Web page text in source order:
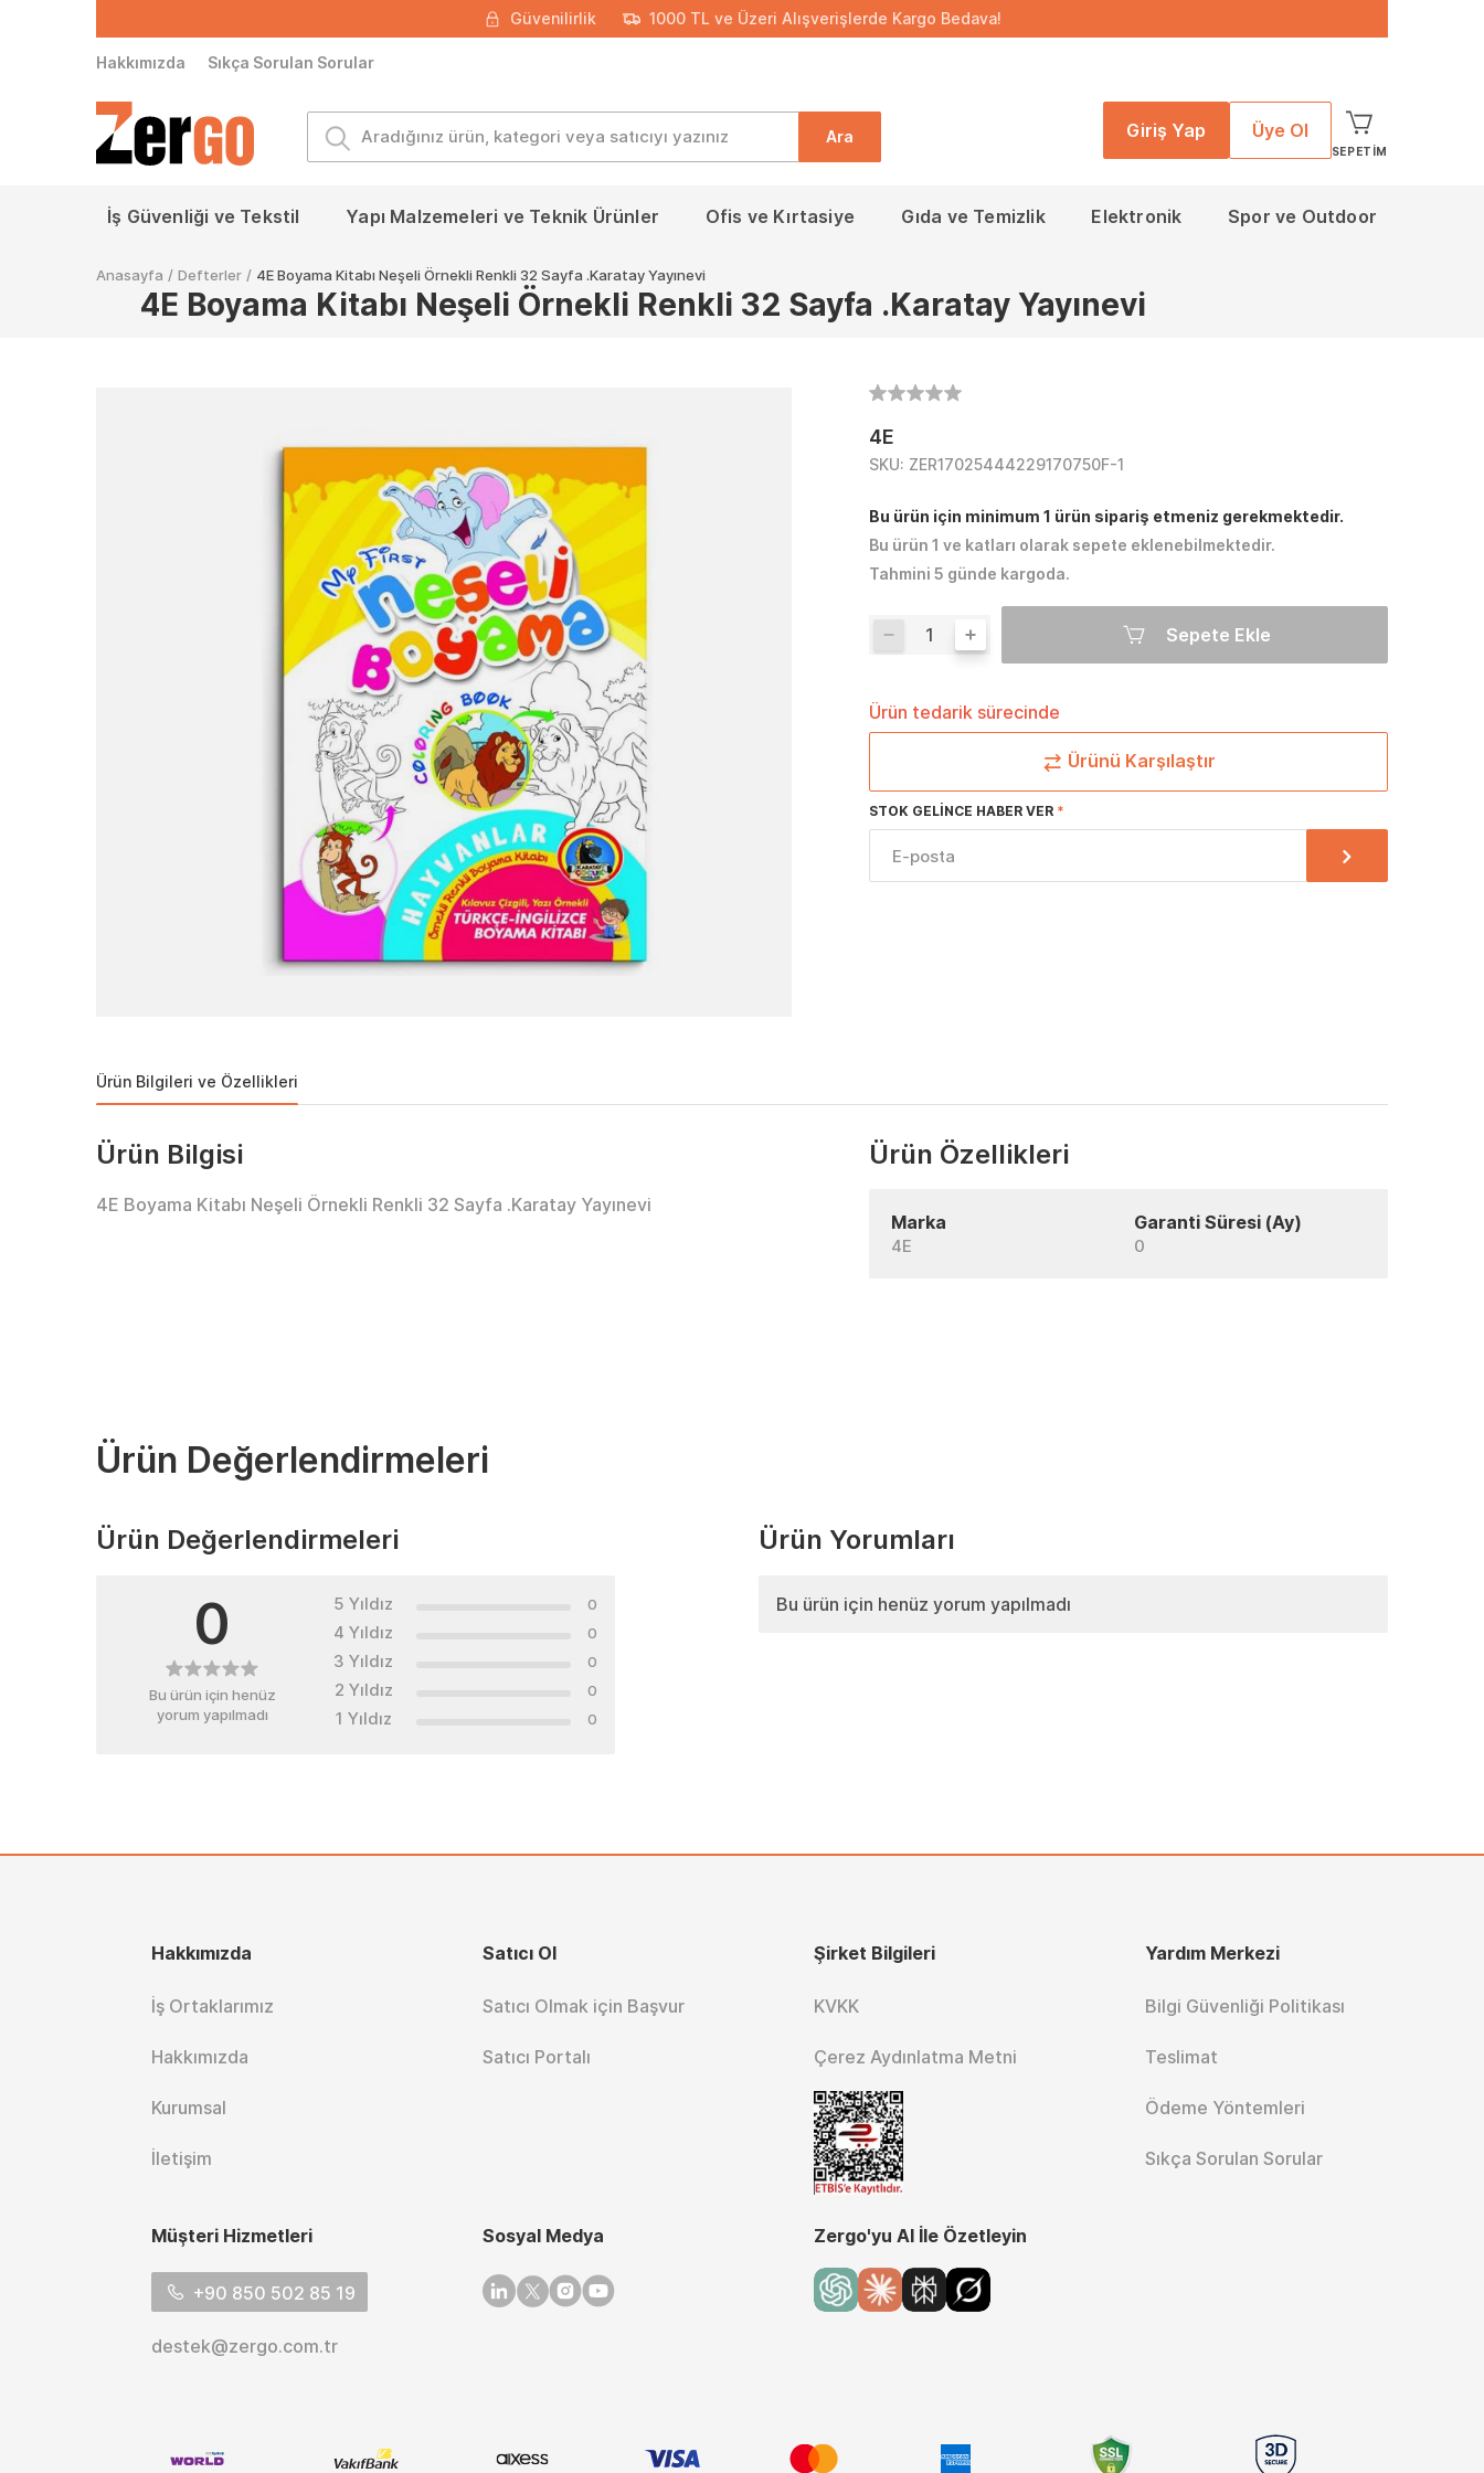
Güvenilirlik 1000 TL ve Üzeri Alışverişlerde Kargo Bedava!
Hakkımızda Sıkça Sorulan Sorular
Ara Giriş Yap Üye Ol
SEPETIM
İş Güvenliği ve Tekstil Yapı Malzemeleri ve Teknik Ürünler Ofis ve Kırtasiye Gıda ve Temizlik Elektronik Spor ve Outdoor
Anasayfa / Defterler / 4E Boyama Kitabı Neşeli Örnekli Renkli 32 Sayfa .Karatay Yayınevi
4E Boyama Kitabı Neşeli Örnekli Renkli 32 Sayfa .Karatay Yayınevi
4E
SKU: ZER17025444229170750F-1
Bu ürün için minimum 1 ürün sipariş etmeniz gerekmektedir.
Bu ürün 1 ve katları olarak sepete eklenebilmektedir.
Tahmini 5 günde kargoda.
Sepete Ekle
Ürün tedarik sürecinde
Ürünü Karşılaştır
STOK GELINCE HABER VER
Ürün Bilgileri ve Özellikleri
Ürün Bilgisi
4E Boyama Kitabı Neşeli Örnekli Renkli 32 Sayfa .Karatay Yayınevi
Ürün Özellikleri
Marka
4E
Garanti Süresi (Ay)
0
Ürün Değerlendirmeleri
Ürün Değerlendirmeleri
0
Bu ürün için henüz
yorum yapılmadı
5 Yıldız 0
4 Yıldız 0
3 Yıldız 0
2 Yıldız 0
1 Yıldız 0
Ürün Yorumları
Bu ürün için henüz yorum yapılmadı
Hakkımızda
İş Ortaklarımız
Hakkımızda
Kurumsal
İletişim
Satıcı Ol
Satıcı Olmak için Başvur
Satıcı Portalı
Şirket Bilgileri
KVKK
Çerez Aydınlatma Metni
Yardım Merkezi
Bilgi Güvenliği Politikası
Teslimat
Ödeme Yöntemleri
Sıkça Sorulan Sorular
Müşteri Hizmetleri
+90 850 502 85 19
destek@zergo.com.tr
Sosyal Medya
Linkedin
TwitterInstagram
Youtube
Zergo'yu AI İle Özetleyin